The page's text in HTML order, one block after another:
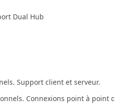
Dual Hub
Support client et serveur.
Connexions point à point